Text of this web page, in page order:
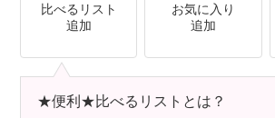
比べるリスト
追加
お気に入り
追加
★便利★比べるリストとは？